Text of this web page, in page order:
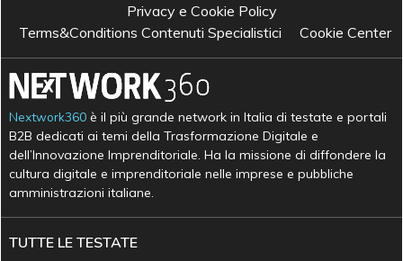
Privacy e Cookie Policy
Terms&Conditions Contenuti Specialistici
Cookie Center
Nextwork360 è il più grande network in Italia di testate e portali
B2B dedicati ai temi della Trasformazione Digitale e
dell’Innovazione Imprenditoriale. Ha la missione di diffondere la
cultura digitale e imprenditoriale nelle imprese e pubbliche
amministrazioni italiane.
TUTTE LE TESTATE